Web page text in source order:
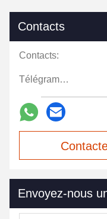
Contacts
Contacts:
Télégramme:
Envoyez-nous